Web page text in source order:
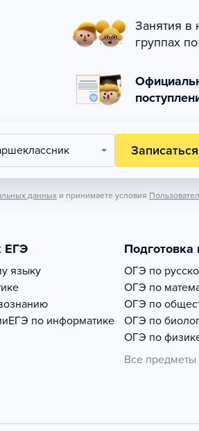
Занятия в
группах
данных и принимаете условия
ЕГЭ
языку
ЕГЭ по информатике
ОГЭ по
ОГЭ по
ОГЭ по
ОГЭ по
ОГЭ по
Все предметы